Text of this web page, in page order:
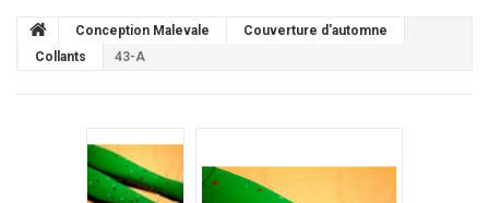
Conception Malevale
Couverture d'automne
Collants
43-A